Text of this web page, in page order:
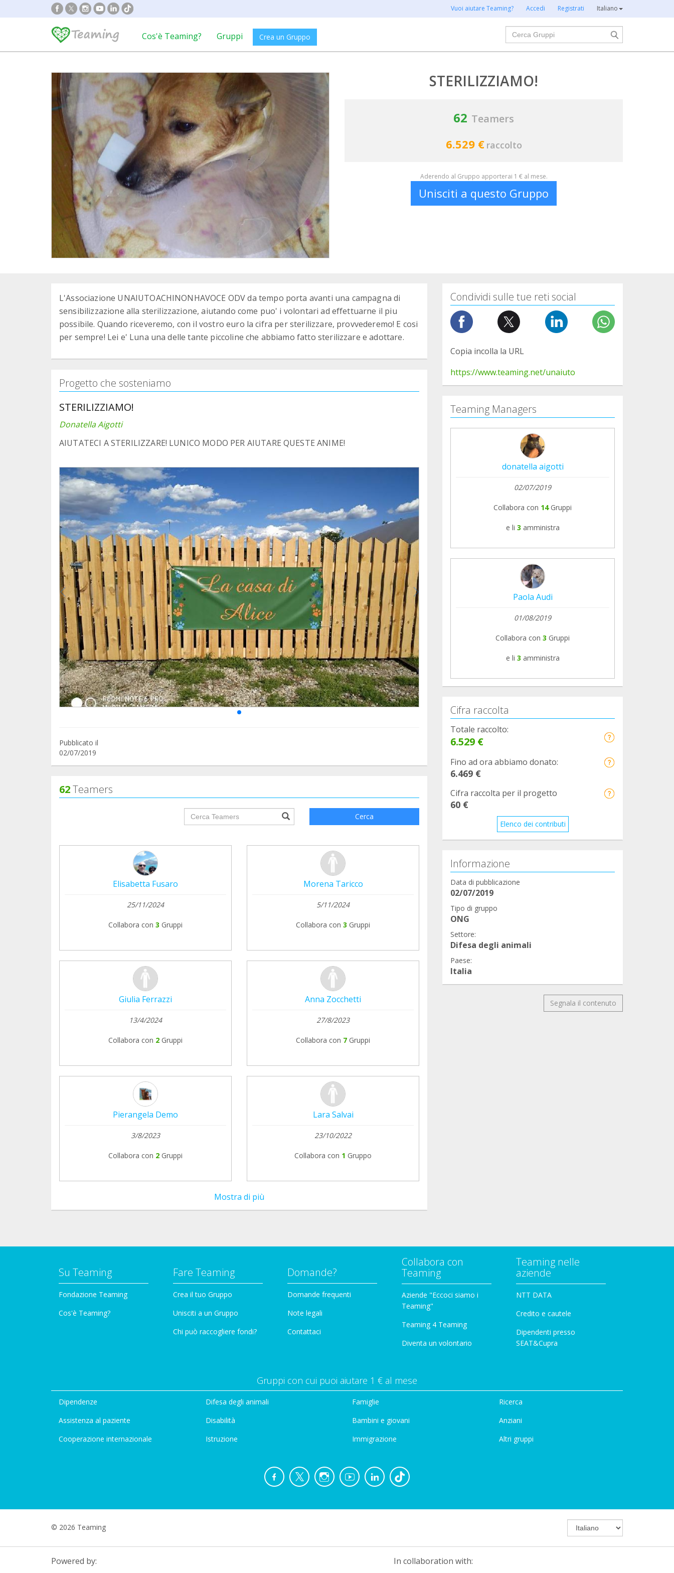
Vuoi aiutare Teaming? Accedi Registrati Italiano
Cos'è Teaming? Gruppi Crea un Gruppo
Cerca
STERILIZZIAMO!
62 Teamers
6.529 € raccolto
Aderendo al Gruppo apporterai 1 € al mese.
Unisciti a questo Gruppo
L'Associazione UNAIUTOACHINONHAVOCE ODV da tempo porta avanti una campagna di
sensibilizzazione alla sterilizzazione, aiutando come puo' i volontari ad effettuarne il piu
possibile. Quando riceveremo, con il vostro euro la cifra per sterilizzare, provvederemo! E cosi
per sempre! Lei e' Luna una delle tante piccoline che abbiamo fatto sterilizzare e adottare.
Progetto che sosteniamo
STERILIZZIAMO!
Donatella Aigotti
AIUTATECI A STERILIZZARE! LUNICO MODO PER AIUTARE QUESTE ANIME!
Pubblicato il
02/07/2019
62Teamers
groupProfile.searchForm.search.text??? Cerca
Elisabetta Fusaro
25/11/2024
Collabora con 3 Gruppi
Morena Taricco
5/11/2024
Collabora con 3 Gruppi
Giulia Ferrazzi
13/4/2024
Collabora con 2 Gruppi
Anna Zocchetti
27/8/2023
Collabora con 7 Gruppi
Pierangela Demo
3/8/2023
Collabora con 2 Gruppi
Lara Salvai
23/10/2022
Collabora con 1 Gruppo
Mostra di più
Condividi sulle tue reti social
Copia incolla la URL
https://www.teaming.net/unaiuto
Teaming Managers
donatella aigotti
02/07/2019
Collabora con 14Gruppi
e li 3 amministra
Paola Audi
01/08/2019
Collabora con 3 Gruppi
e li 3 amministra
Cifra raccolta
Totale raccolto:
6.529 €
Fino ad ora abbiamo donato:
6.469 €
Cifra raccolta per il progetto
60 €
Elenco dei contributi
Informazione
Data di pubblicazione
02/07/2019
Tipo di gruppo
ONG
Settore:
Difesa degli animali
Paese:
Italia
Segnala il contenuto
Su Teaming
Fondazione Teaming
Cos'è Teaming?
Fare Teaming
Crea il tuo Gruppo
Unisciti a un Gruppo
Chi può raccogliere fondi?
Domande?
Domande frequenti
Note legali
Contattaci
Collabora con
Teaming
Aziende "Eccoci siamo i
Teaming"
Teaming 4 Teaming
Diventa un volontario
Teaming nelle
aziende
NTT DATA
Credito e cautele
Dipendenti presso
SEAT&Cupra
Gruppi con cui puoi aiutare 1 € al mese
Dipendenze
Assistenza al paziente
Cooperazione internazionale
Difesa degli animali
Disabilità
Istruzione
Famiglie
Bambini e giovani
Immigrazione
Ricerca
Anziani
Altri gruppi
© 2026 Teaming
Powered by: In collaboration with: